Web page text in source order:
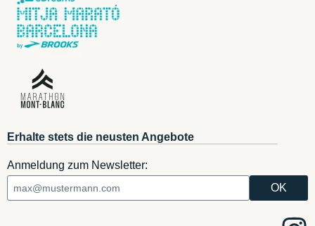
Erhalte stets die neusten Angebote
Anmeldung zum Newsletter: